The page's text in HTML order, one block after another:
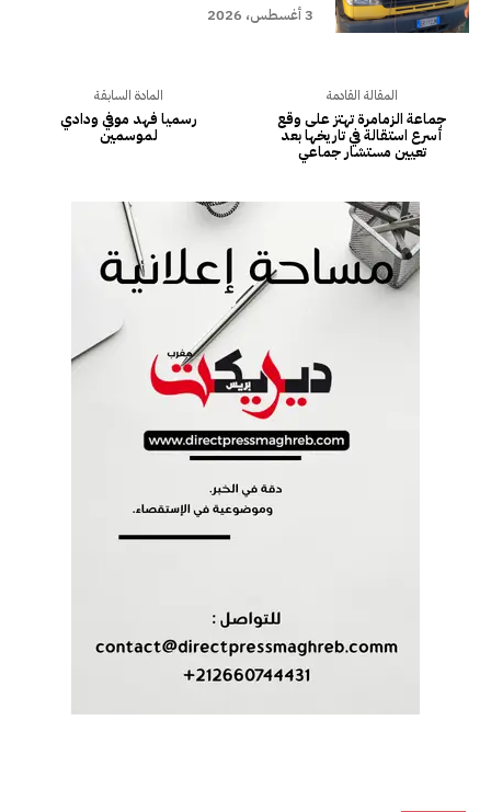
3 أغسطس، 2026
المادة السابقة
رسميا فهد موفي ودادي
لموسمين
المقالة القادمة
جماعة الزمامرة تهتز على وقع
أسرع استقالة في تاريخها بعد
تعيين مستشار جماعي